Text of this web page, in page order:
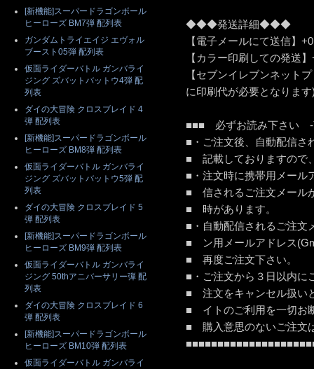
◆◆◆発送詳細◆◆◆
【電子メールにて送信】
【カラー印刷しての発送
【セブンイレブンネット
に印刷代が必要となります
■■■ 必ずお読み下さい -
■・ご注文後、自動配信さ
■ 記載しております
■・注文時に携帯用メール
■ 信されるご注文メール
■ 時が
■・自動配信されるご注文
■ ン用メールアドレス
■ 再度ご
■・ご注文から３日以内に
■ 注文をキャンセル扱い
■ イトのご利用を一切お
■ 購入意思のないご
[新機能]スーパードラゴンボール
ヒーローズ BM7弾 配列表
ガンダムトライエイジ エヴォル
ブースト05弾 配列表
仮面ライダーバトル ガンバライ
ジング ズバットバットウ4弾 配
列表
ダイの大冒険 クロスブレイド 4
弾 配列表
[新機能]スーパードラゴンボール
ヒーローズ BM8弾 配列表
仮面ライダーバトル ガンバライ
ジング ズバットバットウ5弾 配
列表
ダイの大冒険 クロスブレイド 5
弾 配列表
[新機能]スーパードラゴンボール
ヒーローズ BM9弾 配列表
仮面ライダーバトル ガンバライ
ジング 50thアニバーサリー弾 配
列表
ダイの大冒険 クロスブレイド 6
弾 配列表
[新機能]スーパードラゴンボール
ヒーローズ BM10弾 配列表
仮面ライダーバトル ガンバライ